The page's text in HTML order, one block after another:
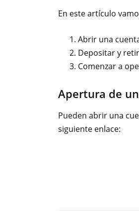
En este artículo
Abrir una
Depositar y
Comenzar a
Apertura de
Pueden abrir una
siguiente enlace: